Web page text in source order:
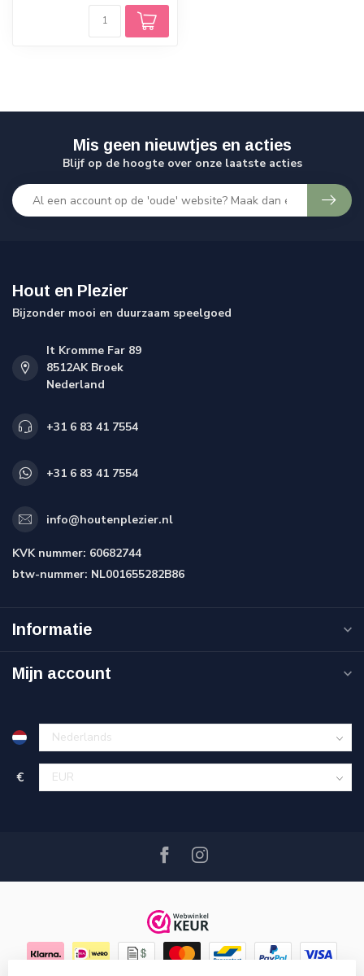
Mis geen nieuwtjes en acties
Blijf op de hoogte over onze laatste acties
Hout en Plezier
Bijzonder mooi en duurzaam speelgoed
It Kromme Far 89
8512AK Broek
Nederland
+31 6 83 41 7554
+31 6 83 41 7554
info@houtenplezier.nl
KVK nummer: 60682744
btw-nummer: NL001655282B86
Informatie
Mijn account
€